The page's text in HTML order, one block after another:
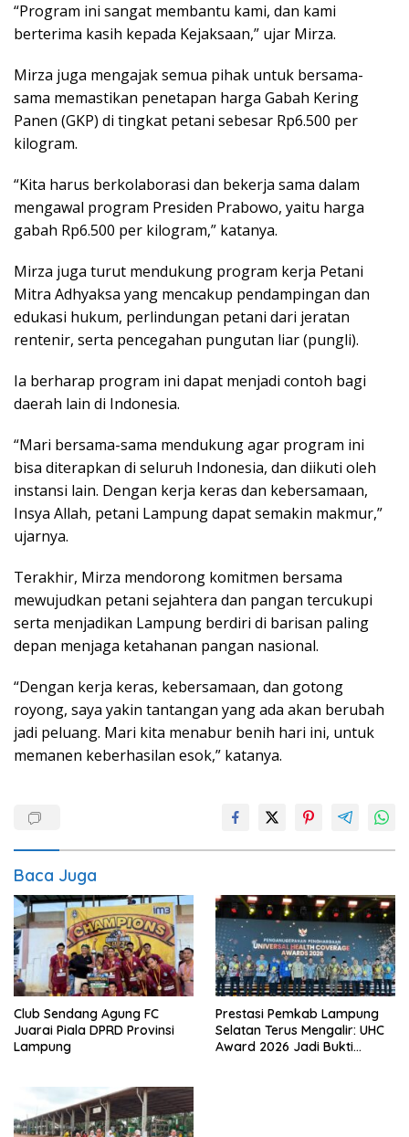
“Program ini sangat membantu kami, dan kami
berterima kasih kepada Kejaksaan,” ujar Mirza.
Mirza juga mengajak semua pihak untuk bersama-
sama memastikan penetapan harga Gabah Kering
Panen (GKP) di tingkat petani sebesar Rp6.500 per
kilogram.
“Kita harus berkolaborasi dan bekerja sama dalam
mengawal program Presiden Prabowo, yaitu harga
gabah Rp6.500 per kilogram,” katanya.
Mirza juga turut mendukung program kerja Petani
Mitra Adhyaksa yang mencakup pendampingan dan
edukasi hukum, perlindungan petani dari jeratan
rentenir, serta pencegahan pungutan liar (pungli).
Ia berharap program ini dapat menjadi contoh bagi
daerah lain di Indonesia.
“Mari bersama-sama mendukung agar program ini
bisa diterapkan di seluruh Indonesia, dan diikuti oleh
instansi lain. Dengan kerja keras dan kebersamaan,
Insya Allah, petani Lampung dapat semakin makmur,”
ujarnya.
Terakhir, Mirza mendorong komitmen bersama
mewujudkan petani sejahtera dan pangan tercukupi
serta menjadikan Lampung berdiri di barisan paling
depan menjaga ketahanan pangan nasional.
“Dengan kerja keras, kebersamaan, dan gotong
royong, saya yakin tantangan yang ada akan berubah
jadi peluang. Mari kita menabur benih hari ini, untuk
memanen keberhasilan esok,” katanya.
Baca Juga
Club Sendang Agung FC
Juarai Piala DPRD Provinsi
Lampung
Prestasi Pemkab Lampung
Selatan Terus Mengalir: UHC
Award 2026 Jadi Bukti